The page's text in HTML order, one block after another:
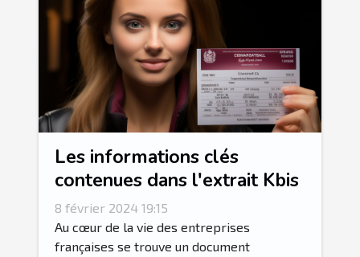
Les informations clés
contenues dans l'extrait Kbis
8 février 2024 19:15
Au cœur de la vie des entreprises
françaises se trouve un document